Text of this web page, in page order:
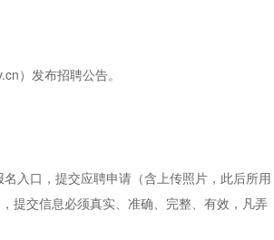
）发布招聘公告。
入口，提交应聘申请（含上传照片，此后所用
提交信息必须真实、准确、完整、有效，凡弄